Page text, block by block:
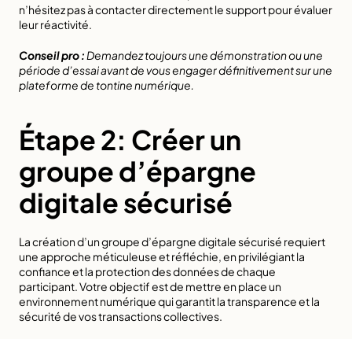
n’hésitez pas à contacter directement le support pour évaluer
leur réactivité.
Conseil pro : Demandez toujours une démonstration ou une
période d’essai avant de vous engager définitivement sur une
plateforme de tontine numérique.
Étape 2: Créer un
groupe d’épargne
digitale sécurisé
La création d’un groupe d’épargne digitale sécurisé requiert
une approche méticuleuse et réfléchie, en privilégiant la
confiance et la protection des données de chaque
participant. Votre objectif est de mettre en place un
environnement numérique qui garantit la transparence et la
sécurité de vos transactions collectives.